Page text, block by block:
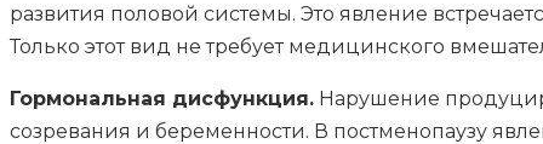
развития половой системы. Это явление
Только этот вид не требует медицинского
Гормональная дисфункция. Нарушение
созревания и беременности. В постменопаузу